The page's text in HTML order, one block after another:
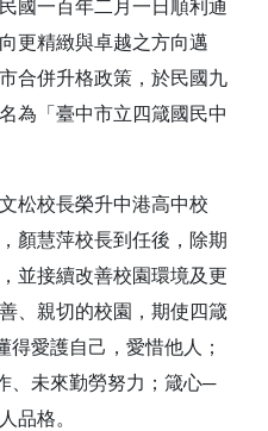
國一百年二月一日順利通
更精緻與卓越之方向邁
合併升格政策，於民國九
為「臺中市立四箴國民中
松校長榮升中港高中校
顏慧萍校長到任後，除期
並接續改善校園環境及更
、親切的校園，期使四箴
愛護自己，愛惜他人；
、未來勤勞努力；箴心─
品格。